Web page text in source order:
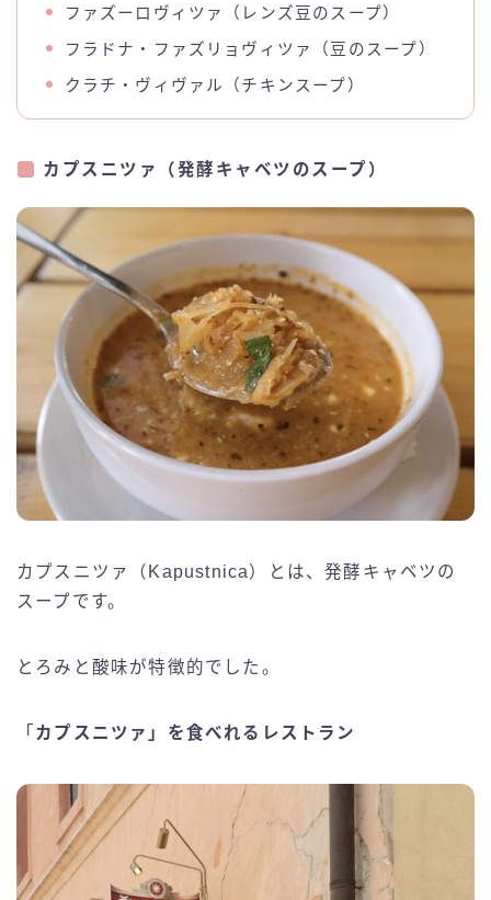
ファズーロヴィツァ（レンズ豆のスープ）
フラドナ・ファズリョヴィツァ（豆のスープ）
クラチ・ヴィヴァル（チキンスープ）
カプスニツァ（発酵キャベツのスープ）
カプスニツァ（Kapustnica）とは、発酵キャベツの
スープです。
とろみと酸味が特徴的でした。
「 カプスニツァ」を食べれるレストラン